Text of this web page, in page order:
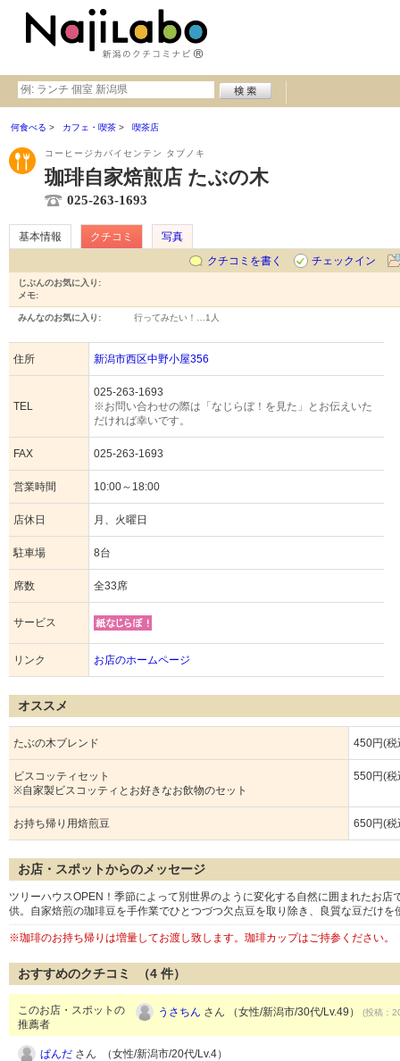
何食べる カフェ・喫茶 喫茶店
コーヒージカバイセンテン タブノキ
珈琲自家焙煎店 たぶの木
025-263-1693
基本情報 クチコミ
写真
クチコミを書く
チェックイン
じぶんのお気に入り:
メモ:
みんなのお気に入り: 行ってみたい！… 1人
住所 新潟市西区中野小屋356
TEL
025-263-1693
※お問い合わせの際は「なじらぼ！を見た」とお伝えいた
だければ幸いです。
FAX 025-263-1693
営業時間 10:00～18:00
店休日 月、火曜日
駐車場 8台
席数 全33席
サービス
リンク お店のホームページ
オススメ
たぶの木ブレンド 450円(税
ビスコッティセット
※自家製ビスコッティとお好きなお飲物のセット
550円(税
お持ち帰り用焙煎豆 650円(税
お店・スポットからのメッセージ
ツリーハウスOPEN！季節によって別世界のように変化する自然に囲まれたお
供。自家焙煎の珈琲豆を手作業でひとつづつ欠点豆を取り除き、良質な豆だけを
※珈琲のお持ち帰りは増量してお渡し致します。珈琲カップはご持参ください。
おすすめのクチコミ （4 件）
このお店・スポットの
推薦者
うさちん さん （女性/新潟市/30代/Lv.49） (投稿：
ぱんだ さん （女性/新潟市/20代/Lv.4）